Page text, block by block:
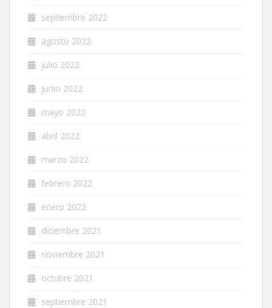
septiembre 2022
agosto 2022
julio 2022
junio 2022
mayo 2022
abril 2022
marzo 2022
febrero 2022
enero 2022
diciembre 2021
noviembre 2021
octubre 2021
septiembre 2021